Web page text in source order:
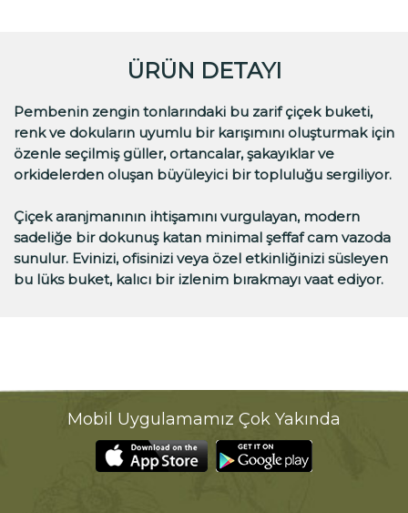
ÜRÜN DETAYI
Pembenin zengin tonlarındaki bu zarif çiçek buketi,
renk ve dokuların uyumlu bir karışımını oluşturmak için
özenle seçilmiş güller, ortancalar, şakayıklar ve
orkidelerden oluşan büyüleyici bir topluluğu sergiliyor.
Çiçek aranjmanının ihtişamını vurgulayan, modern
sadeliğe bir dokunuş katan minimal şeffaf cam vazoda
sunulur. Evinizi, ofisinizi veya özel etkinliğinizi süsleyen
bu lüks buket, kalıcı bir izlenim bırakmayı vaat ediyor.
Mobil Uygulamamız Çok Yakında